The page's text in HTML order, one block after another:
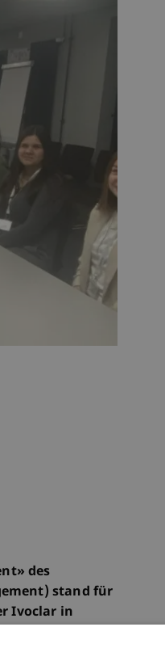
des
stand für
Ivoclar in